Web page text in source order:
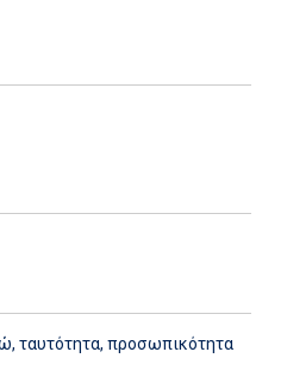
ταυτότητα, προσωπικότητα